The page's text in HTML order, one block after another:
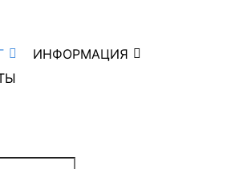
ИНФОРМАЦИЯ